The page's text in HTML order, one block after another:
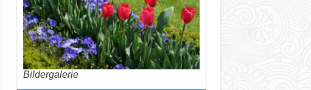
Bildergalerie